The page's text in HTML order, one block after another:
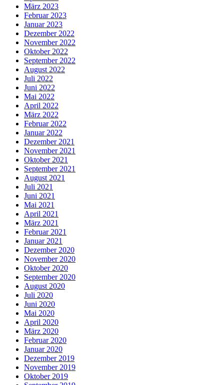
März 2023
Februar 2023
Januar 2023
Dezember 2022
November 2022
Oktober 2022
September 2022
August 2022
Juli 2022
Juni 2022
Mai 2022
April 2022
März 2022
Februar 2022
Januar 2022
Dezember 2021
November 2021
Oktober 2021
September 2021
August 2021
Juli 2021
Juni 2021
Mai 2021
April 2021
März 2021
Februar 2021
Januar 2021
Dezember 2020
November 2020
Oktober 2020
September 2020
August 2020
Juli 2020
Juni 2020
Mai 2020
April 2020
März 2020
Februar 2020
Januar 2020
Dezember 2019
November 2019
Oktober 2019